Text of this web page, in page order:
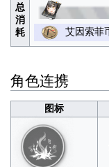
总
消
耗
艾因索菲
角色连携
图标